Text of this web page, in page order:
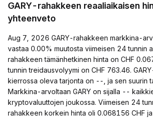
GARY-rahakkeen reaaliaikaisen
yhteenveto
Aug 7, 2026 GARY-rahakkeen markkina-
vastaa 0.00% muutosta viimeisen 24 tunnin
rahakkeen tämänhetkinen hinta on CHF
tunnin treidausvolyymi on CHF 763.46.
kierrossa oleva tarjonta on --, ja sen suurin
Markkina-arvoltaan GARY on sijalla --
kryptovaluuttojen joukossa. Viimeisen 24
rahakkeen korkein hinta oli 0.068156 CHF